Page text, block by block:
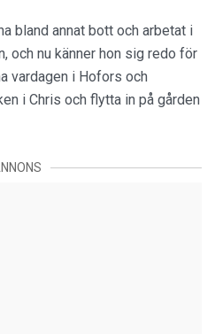
bland annat bott och arbetat i
och nu känner hon sig redo för
vardagen i Hofors och
i Chris och flytta in på gården